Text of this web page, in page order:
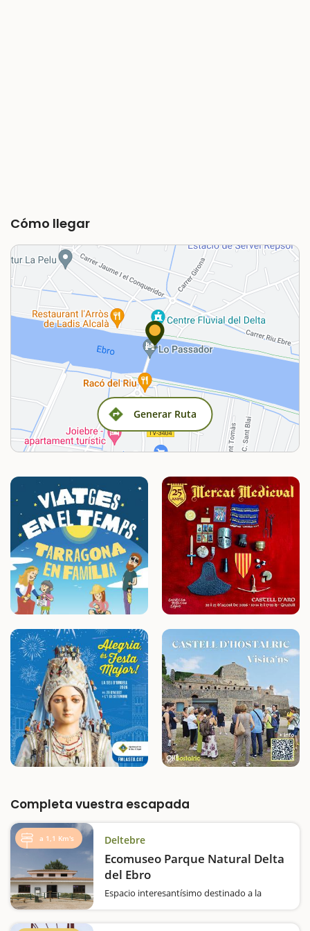
Cómo llegar
Generar Ruta
Completa vuestra escapada
a 1,1 Km's Deltebre
Ecomuseo Parque Natural Delta
del Ebro
Espacio interesantísimo destinado a la